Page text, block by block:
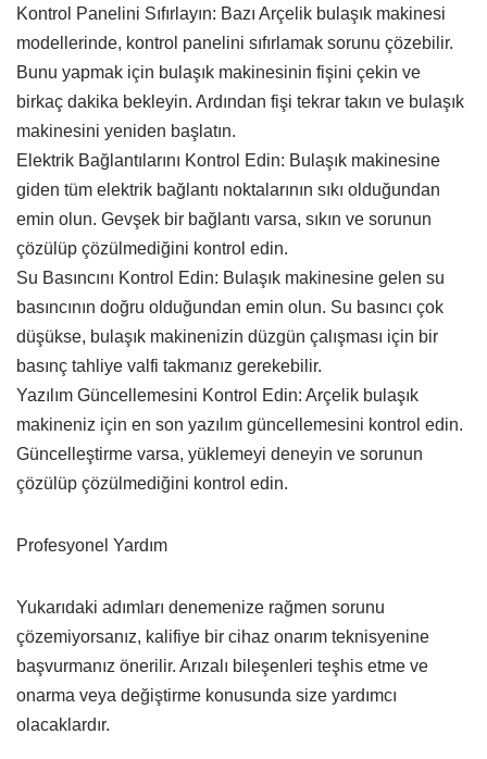
Kontrol Panelini Sıfırlayın: Bazı Arçelik bulaşık makinesi
modellerinde, kontrol panelini sıfırlamak sorunu çözebilir.
Bunu yapmak için bulaşık makinesinin fişini çekin ve
birkaç dakika bekleyin. Ardından fişi tekrar takın ve bulaşık
makinesini yeniden başlatın.
Elektrik Bağlantılarını Kontrol Edin: Bulaşık makinesine
giden tüm elektrik bağlantı noktalarının sıkı olduğundan
emin olun. Gevşek bir bağlantı varsa, sıkın ve sorunun
çözülüp çözülmediğini kontrol edin.
Su Basıncını Kontrol Edin: Bulaşık makinesine gelen su
basıncının doğru olduğundan emin olun. Su basıncı çok
düşükse, bulaşık makinenizin düzgün çalışması için bir
basınç tahliye valfi takmanız gerekebilir.
Yazılım Güncellemesini Kontrol Edin: Arçelik bulaşık
makineniz için en son yazılım güncellemesini kontrol edin.
Güncelleştirme varsa, yüklemeyi deneyin ve sorunun
çözülüp çözülmediğini kontrol edin.
Profesyonel Yardım
Yukarıdaki adımları denemenize rağmen sorunu
çözemiyorsanız, kalifiye bir cihaz onarım teknisyenine
başvurmanız önerilir. Arızalı bileşenleri teşhis etme ve
onarma veya değiştirme konusunda size yardımcı
olacaklardır.